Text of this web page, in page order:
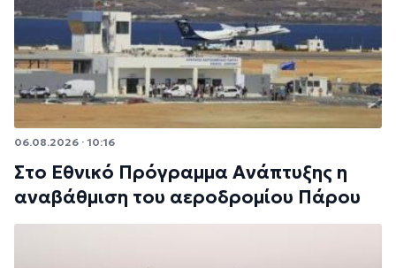
06.08.2026 · 10:16
Στο Εθνικό Πρόγραμμα Ανάπτυξης η
αναβάθμιση του αεροδρομίου Πάρου